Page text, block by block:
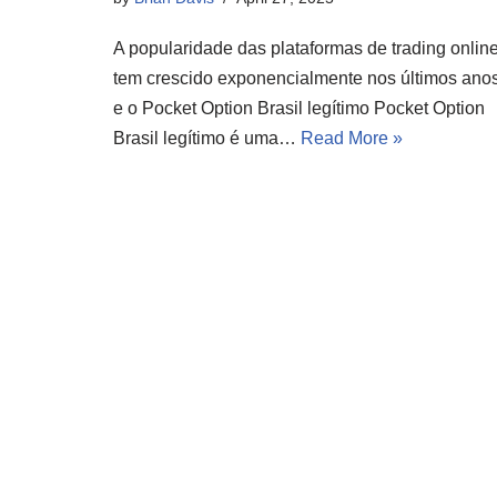
A popularidade das plataformas de trading
tem crescido exponencialmente nos últimos
e o Pocket Option Brasil legítimo Pocket Option
Brasil legítimo é uma… Read More »